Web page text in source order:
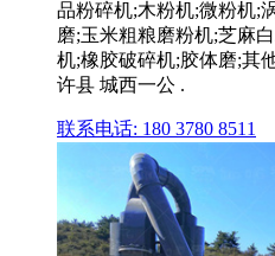
品粉碎机;木粉机;微粉机;
磨;玉米粗粮磨粉机;芝麻
机;橡胶破碎机;胶体磨;其
许县 城西一公 .
联系电话: 180 3780 8511